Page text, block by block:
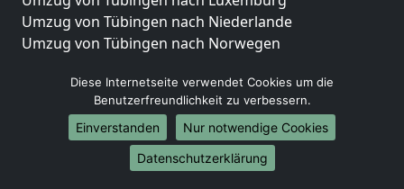
Umzug von Tübingen nach Niederlande
Umzug von Tübingen nach Norwegen
Umzüge-Deutschlandweit
Umzug von Tübingen nach Berlin
Umzug von Tübingen nach Hamburg
Umzug von Tübingen nach München
Umzug von Tübingen nach Köln
Diese Internetseite verwendet Cookies um die
Benutzerfreundlichkeit zu verbessern.
Einverstanden
Nur notwendige Cookies
Datenschutzerklärung